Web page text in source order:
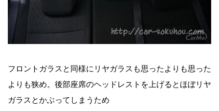
フロントガラスと同様にリヤガラスも思ったよりも思った
よりも狭め。後部座席のヘッドレストを上げるとほぼリヤ
ガラスとかぶってしまうため